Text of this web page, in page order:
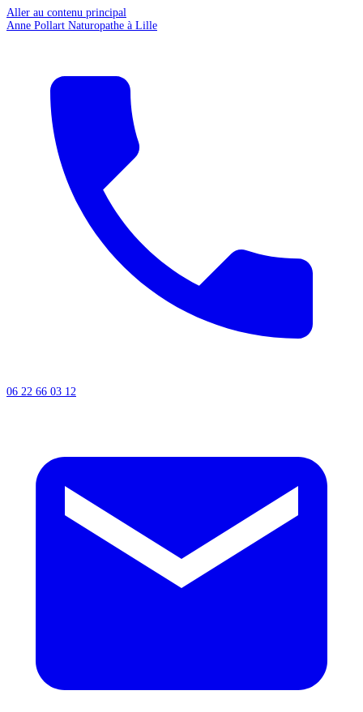
Aller au contenu principal
Anne Pollart Naturopathe à Lille
06 22 66 03 12